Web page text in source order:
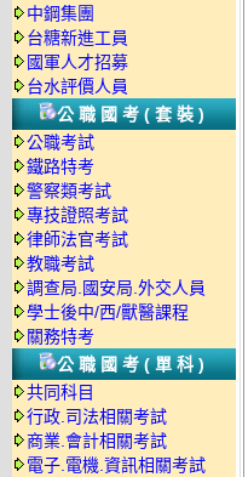
中鋼集團
台糖新進工員
國軍人才招募
台水評價人員
公職國考(套裝)
公職考試
鐵路特考
警察類考試
專技證照考試
律師法官考試
教職考試
調查局.國安局.外交人員
學士後中/西/獸醫課程
關務特考
公職國考(單科)
共同科目
行政.司法相關考試
商業.會計相關考試
電子.電機.資訊相關考試